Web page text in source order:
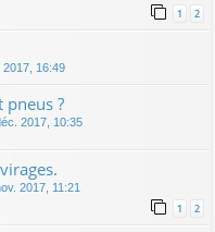
1 2
2017, 16:49
pneus ?
2017, 10:35
2017, 11:21
1 2